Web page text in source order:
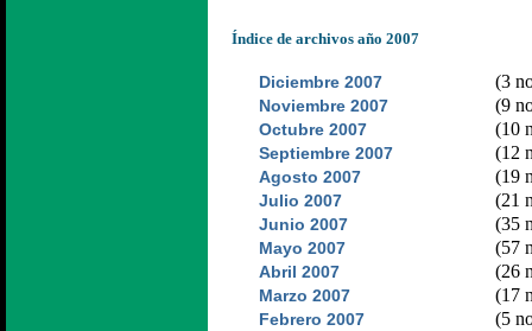
Índice de archivos año 2007
Diciembre 2007 (3
Noviembre 2007 (9
Octubre 2007 (10
Septiembre 2007 (12
Agosto 2007 (19
Julio 2007 (21
Junio 2007 (35
Mayo 2007 (57
Abril 2007 (26
Marzo 2007 (17
Febrero 2007 (5